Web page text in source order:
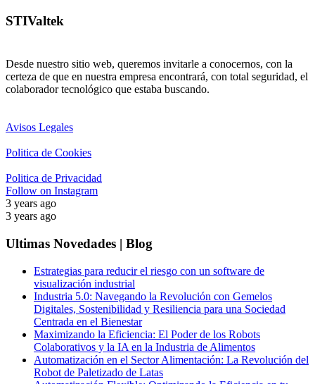
STIValtek
Desde nuestro sitio web, queremos invitarle a conocernos, con la
certeza de que en nuestra empresa encontrará, con total seguridad, el
colaborador tecnológico que estaba buscando.
Avisos Legales
Politica de Cookies
Politica de Privacidad
Follow on Instagram
3 years ago
3 years ago
Ultimas Novedades | Blog
Estrategias para reducir el riesgo con un software de
visualización industrial
Industria 5.0: Navegando la Revolución con Gemelos
Digitales, Sostenibilidad y Resiliencia para una Sociedad
Centrada en el Bienestar
Maximizando la Eficiencia: El Poder de los Robots
Colaborativos y la IA en la Industria de Alimentos
Automatización en el Sector Alimentación: La Revolución del
Robot de Paletizado de Latas